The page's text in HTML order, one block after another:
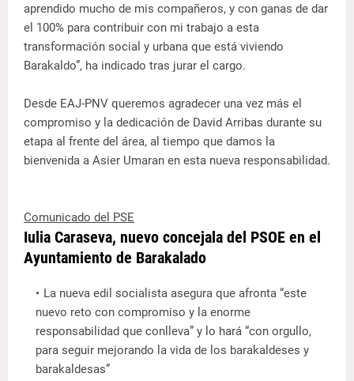
aprendido mucho de mis compañeros, y con ganas de dar
el 100% para contribuir con mi trabajo a esta
transformación social y urbana que está viviendo
Barakaldo”, ha indicado tras jurar el cargo.
Desde EAJ-PNV queremos agradecer una vez más el
compromiso y la dedicación de David Arribas durante su
etapa al frente del área, al tiempo que damos la
bienvenida a Asier Umaran en esta nueva responsabilidad.
Comunicado del PSE
Iulia Caraseva, nuevo concejala del PSOE en el
Ayuntamiento de Barakalado
La nueva edil socialista asegura que afronta “este
nuevo reto con compromiso y la enorme
responsabilidad que conlleva” y lo hará “con orgullo,
para seguir mejorando la vida de los barakaldeses y
barakaldesas”